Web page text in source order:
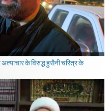
के विरुद्ध हुसैनी चरित्र के